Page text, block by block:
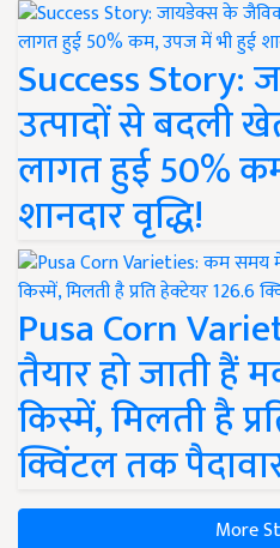
Success Story:
उत्पादों से बदली
लागत हुई 50%
शानदार वृद्धि!
Pusa Corn
तैयार हो जाती हैं
किस्में, मिलती है
क्विंटल तक
More